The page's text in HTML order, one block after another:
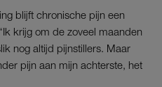
blijft chronische pijn een
krijg om de zoveel maanden
nog altijd pijnstillers. Maar
pijn aan mijn achterste, het